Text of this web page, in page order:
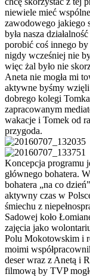
niewiele mieć
zawodowego jakiego
była nasza
porobić coś innego by
nigdy wcześniej nie
więc żal było nie
Aneta nie mogła mi
aktywne byśmy
dobrego kolegi
zapracowanym
wakacje i Tomek od
przygoda.
Koncepcja programu
głównego bohatera.
bohatera „na co
aktywny czas w
śmiechu z
Sadowej koło
zajęcia jako
Polu Mokotowskim i
moimi
deser wraz z Anetą i
filmową by TVP